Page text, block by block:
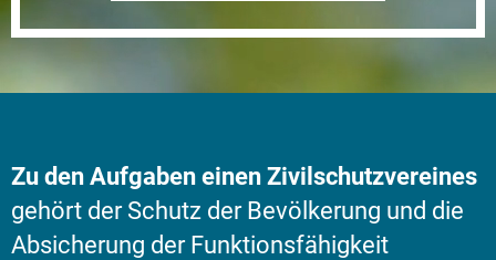
Zu den Aufgaben einen Zivilschutzvereines
gehört der Schutz der Bevölkerung und die
Absicherung der Funktionsfähigkeit